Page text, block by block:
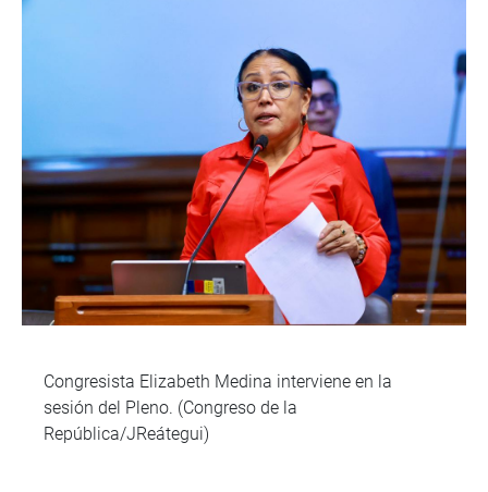
Congresista Elizabeth Medina interviene en la
sesión del Pleno. (Congreso de la
República/JReátegui)